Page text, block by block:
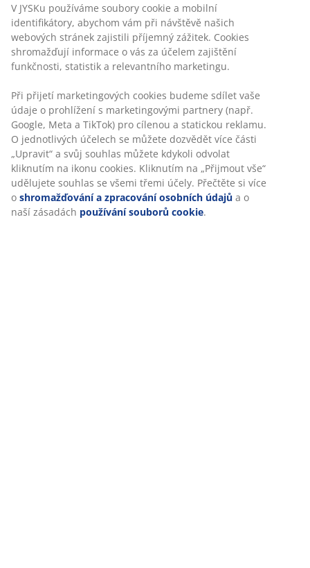
V JYSKu používáme soubory cookie a mobilní
identifikátory, abychom vám při návštěvě našich
webových stránek zajistili příjemný zážitek. Cookies
shromažďují informace o vás za účelem zajištění
funkčnosti, statistik a relevantního marketingu.
Při přijetí marketingových cookies budeme sdílet vaše
údaje o prohlížení s marketingovými partnery (např.
Google, Meta a TikTok) pro cílenou a statickou reklamu.
O jednotlivých účelech se můžete dozvědět více části
„Upravit“ a svůj souhlas můžete kdykoli odvolat
kliknutím na ikonu cookies. Kliknutím na „Přijmout vše“
udělujete souhlas se všemi třemi účely. Přečtěte si více
o shromažďování a zpracování osobních údajů a o
naší zásadách používání souborů cookie.